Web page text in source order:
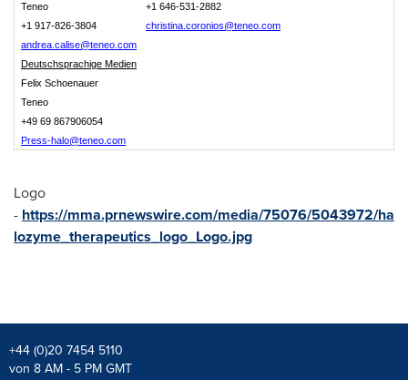
Teneo
+1 917-826-3804
andrea.calise@teneo.com
Deutschsprachige Medien
Felix Schoenauer
Teneo
+49 69 867906054
Press-halo@teneo.com
+1 646-531-2882
christina.coronios@teneo.com
Logo
- https://mma.prnewswire.com/media/75076/5043972/ha
lozyme_therapeutics_logo_Logo.jpg
+44 (0)20 7454 5110
von 8 AM - 5 PM GMT